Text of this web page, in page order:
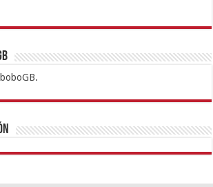
KralbetSupertotobetTipobetMatadorbetMariobet